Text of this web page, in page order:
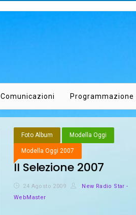
Comunicazioni Programmazione
Foto Album Modella Oggi
Modella Oggi 2007
II Selezione 2007
24 Agosto 2009
New Radio Star -
WebMaster